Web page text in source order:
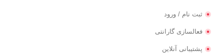
ثبت نام / ورود
فعالسازی گارانتی
پشتیبانی آنلاین